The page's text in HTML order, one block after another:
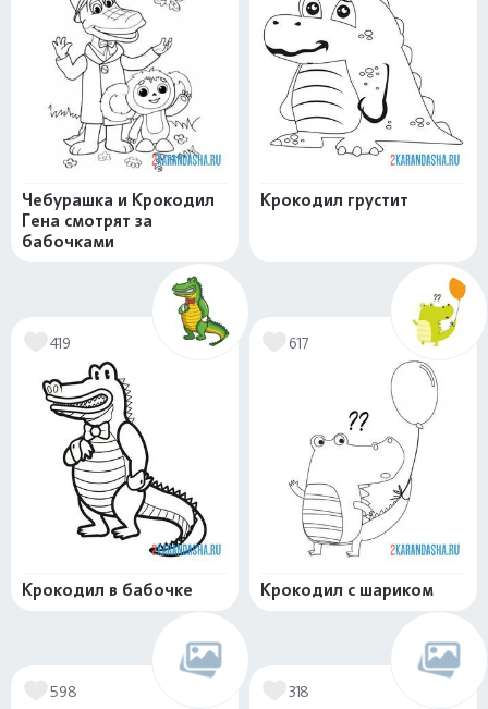
Чебурашка и Крокодил
Гена смотрят за
бабочками
Крокодил грустит
419
Крокодил в бабочке
617
Крокодил с шариком
598 318